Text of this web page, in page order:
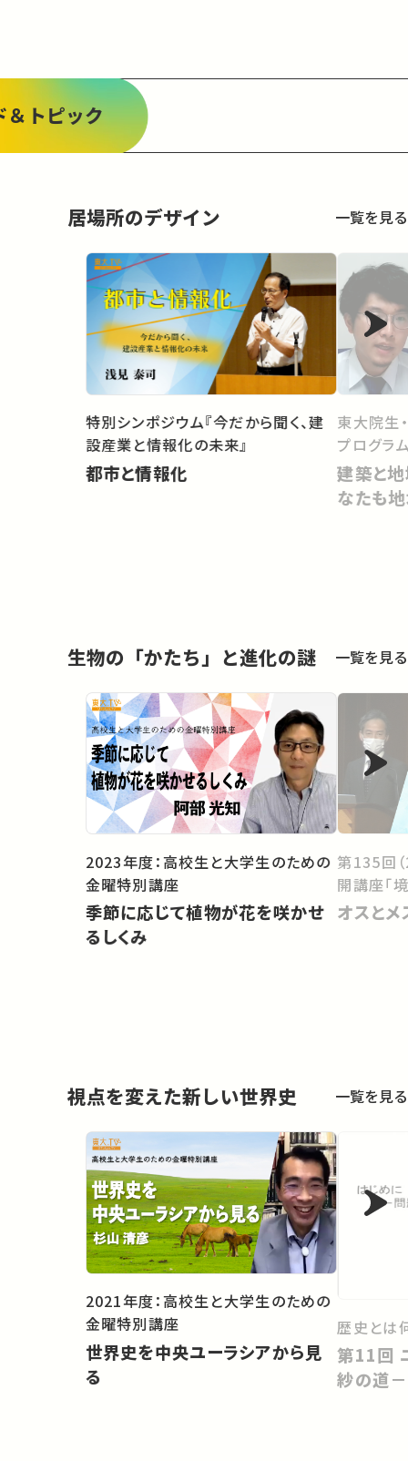
＆トピック
居場所のデザイン 一覧を見る
特別シンポジウム『今だから聞く、建
設産業と情報化の未来』
都市と情報化
東大院生
プログラ
建築と
なたも地
生物の「かたち」と進化の謎 一覧を見る
2023年度：高校生と大学生のための
金曜特別講座
季節に応じて植物が花を咲かせ
るしくみ
第135回
開講座「
オスと
視点を変えた新しい世界史 一覧を見る
2021年度：高校生と大学生のための
金曜特別講座
世界史を中央ユーラシアから見
る
歴史とは
第11回 ユーラシア東西交易と更
紗の道